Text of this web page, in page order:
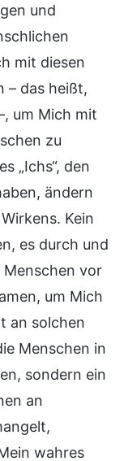
und
mit diesen
– das heißt,
um Mich mit
zu
„Ichs“, den
ändern
Kein
es durch und
vor
um Mich
an solchen
Menschen in
sondern ein
an
wahres